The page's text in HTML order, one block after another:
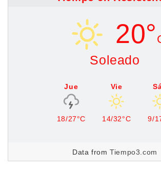
20°
Soleado
Jue
18/27°C
Vie
14/32°C 9/
Data fromTiempo3.com